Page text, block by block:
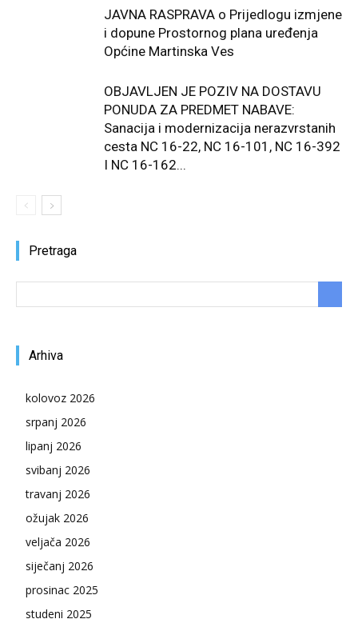
JAVNA RASPRAVA o Prijedlogu izmjene
i dopune Prostornog plana uređenja
Općine Martinska Ves
OBJAVLJEN JE POZIV NA DOSTAVU
PONUDA ZA PREDMET NABAVE:
Sanacija i modernizacija nerazvrstanih
cesta NC 16-22, NC 16-101, NC 16-392
I NC 16-162...
Pretraga
Arhiva
kolovoz 2026
srpanj 2026
lipanj 2026
svibanj 2026
travanj 2026
ožujak 2026
veljača 2026
siječanj 2026
prosinac 2025
studeni 2025